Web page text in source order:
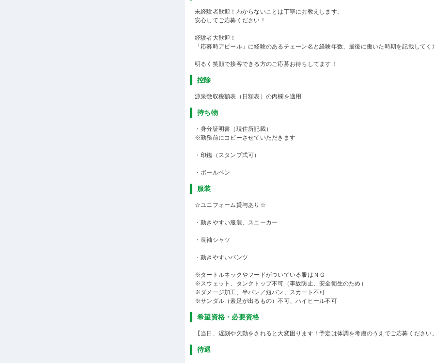
未経験者歓迎！わからないことは丁寧にお教えします。
安心してご応募ください！
経験者大歓迎！
「応募時アピール」に経験のあるチェーン名と経験年数、最後に働いた時期を記載してく
明るく笑顔で接客できる方のご応募お待ちしてます！
控除
源泉徴収税額表（日額表）の丙欄を適用
持ち物
・身分証明書（現住所記載）
※勤務前にコピーさせていただきます
・印鑑（スタンプ式可）
・ボールペン
服装
☆ユニフォーム貸与あり☆
・動きやすい服装、スニーカー
・長袖シャツ
・動きやすいパンツ
※タートルネックやフードがついている服はＮＧ
※スウェット、タンクトップ不可（事故防止、安全衛生のため）
※ダメージ加工、半パン／短パン、スカート不可
※サンダル（素足が出るもの）不可、ハイヒール不可
希望資格・必要資格
【当日、遅刻や欠勤をされると大変困ります！予定は体調を考慮のうえでご応募ください
待遇